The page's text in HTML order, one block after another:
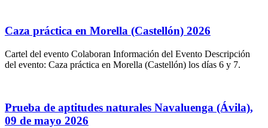
Caza práctica en Morella (Castellón) 2026
Cartel del evento Colaboran Información del Evento Descripción
del evento: Caza práctica en Morella (Castellón) los días 6 y 7.
Prueba de aptitudes naturales Navaluenga (Ávila),
09 de mayo 2026